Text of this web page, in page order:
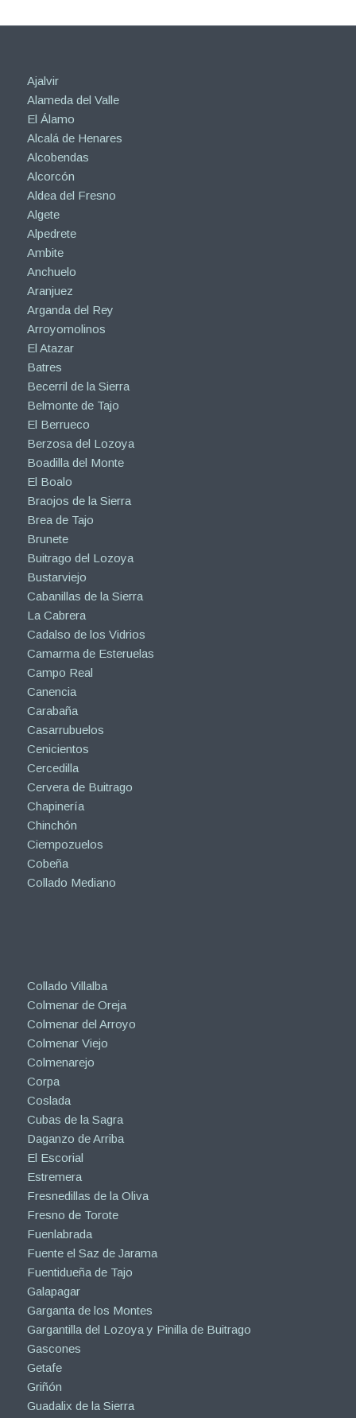
Ajalvir
Alameda del Valle
El Álamo
Alcalá de Henares
Alcobendas
Alcorcón
Aldea del Fresno
Algete
Alpedrete
Ambite
Anchuelo
Aranjuez
Arganda del Rey
Arroyomolinos
El Atazar
Batres
Becerril de la Sierra
Belmonte de Tajo
El Berrueco
Berzosa del Lozoya
Boadilla del Monte
El Boalo
Braojos de la Sierra
Brea de Tajo
Brunete
Buitrago del Lozoya
Bustarviejo
Cabanillas de la Sierra
La Cabrera
Cadalso de los Vidrios
Camarma de Esteruelas
Campo Real
Canencia
Carabaña
Casarrubuelos
Cenicientos
Cercedilla
Cervera de Buitrago
Chapinería
Chinchón
Ciempozuelos
Cobeña
Collado Mediano
Collado Villalba
Colmenar de Oreja
Colmenar del Arroyo
Colmenar Viejo
Colmenarejo
Corpa
Coslada
Cubas de la Sagra
Daganzo de Arriba
El Escorial
Estremera
Fresnedillas de la Oliva
Fresno de Torote
Fuenlabrada
Fuente el Saz de Jarama
Fuentidueña de Tajo
Galapagar
Garganta de los Montes
Gargantilla del Lozoya y Pinilla de Buitrago
Gascones
Getafe
Griñón
Guadalix de la Sierra